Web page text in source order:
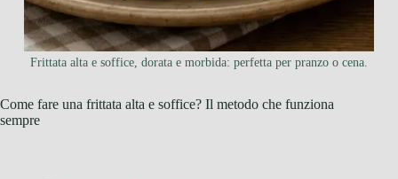
Frittata alta e soffice, dorata e morbida: perfetta per pranzo o cena.
Come fare una frittata alta e soffice? Il metodo che funziona
sempre